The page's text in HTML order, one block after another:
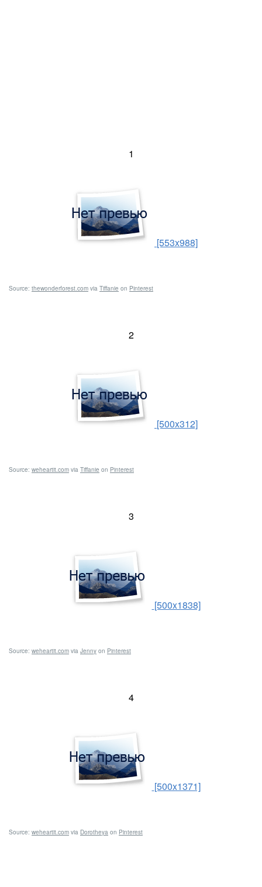
1
[553x988]
Source: thewonderforest.com via Tiffanie on Pinterest
2
[500x312]
Source: weheartit.com via Tiffanie on Pinterest
3
[500x1838]
Source: weheartit.com via Jenny on Pinterest
4
[500x1371]
Source: weheartit.com via Dorotheya on Pinterest